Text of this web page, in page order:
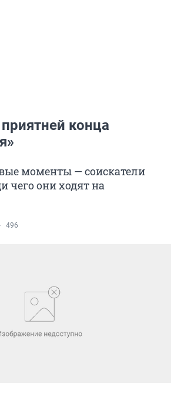
конца
моменты — соискатели
чего они ходят на
496